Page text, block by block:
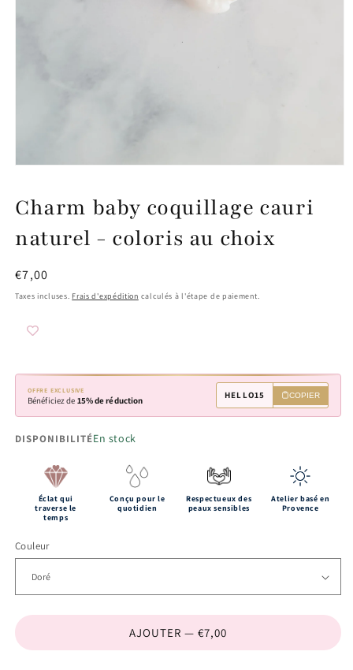
1
dans
fenêtre
Charm baby coquillage cauri
naturel - coloris au choix
Prix
habituel
€7,00
Taxes incluses. Frais d'expédition calculés à l'étape de paiement.
OFFRE EXCLUSIVE
Bénéficiez de 15% de réduction HELLO15 COPIER
DISPONIBILITÉEn stock
Éclat qui
traverse le
temps
Conçu pour le
quotidien
Respectueux des
peaux sensibles
Atelier basé en
Provence
Couleur
AJOUTER — €7,00